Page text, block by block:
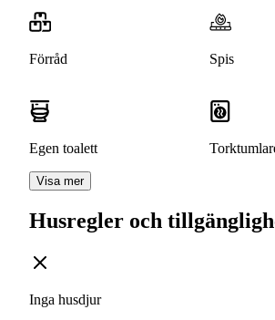
Förråd Spis
Egen toalett
Visa mer
Husregler och
Inga husdjur